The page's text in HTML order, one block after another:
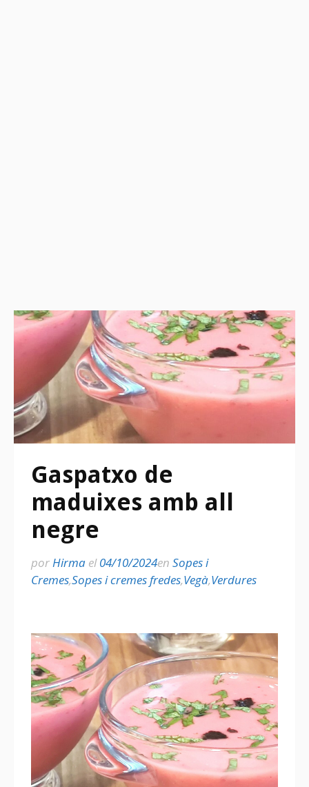
Gaspatxo de
maduixes amb all
negre
porHirma el04/10/2024en Sopes i
Cremes,Sopes i cremes fredes,Vegà,Verdures